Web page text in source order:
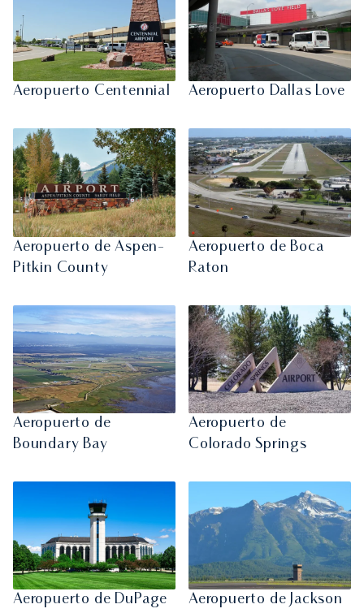
Aeropuerto Centennial Aeropuerto Dallas Love
Aeropuerto de Aspen-
Pitkin County
Aeropuerto de Boca
Raton
Aeropuerto de
Boundary Bay
Aeropuerto de
Colorado Springs
Aeropuerto de DuPage
Aeropuerto de Jackson